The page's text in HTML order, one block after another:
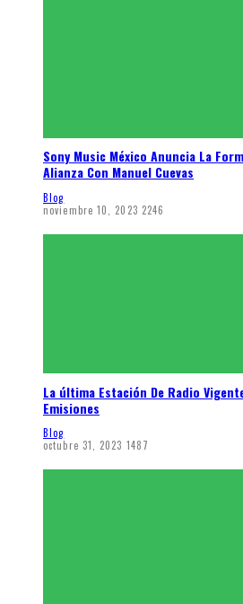
Sony Music México Anuncia La
Alianza Con Manuel Cuevas
Blog
noviembre 10, 2023 2246
La última Estación De Radio
Emisiones
Blog
octubre 31, 2023 1487